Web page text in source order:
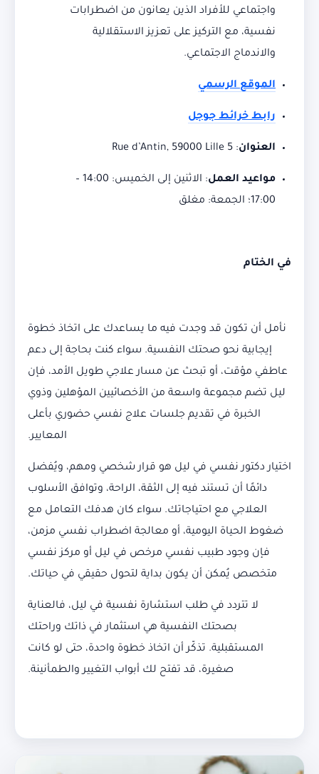
واجتماعي للأفراد الذين يعانون من اضطرابات
نفسية، مع التركيز على تعزيز الاستقلالية
والاندماج الاجتماعي.
الموقع الرسمي
رابط خرائط جوجل
العنوان:
5 Rue d’Antin, 59000 Lille
مواعيد العمل:
الاثنين إلى الخميس: 14:00 –
17:00؛ الجمعة: مغلق
في الختام
نأمل أن تكون قد وجدت فيه ما يساعدك على اتخاذ خطوة
إيجابية نحو صحتك النفسية. سواء كنت بحاجة إلى دعم
عاطفي مؤقت، أو تبحث عن مسار علاجي طويل الأمد، فإن
ليل تضم مجموعة واسعة من الأخصائيين المؤهلين وذوي
الخبرة في تقديم جلسات علاج نفسي حضوري بأعلى
المعايير.
اختيار دكتور نفسي في ليل هو قرار شخصي ومهم، ويُفضل
دائمًا أن تستند فيه إلى الثقة، الراحة، وتوافق الأسلوب
العلاجي مع احتياجاتك. سواء كان هدفك التعامل مع
ضغوط الحياة اليومية، أو معالجة اضطراب نفسي مزمن،
فإن وجود طبيب نفسي مرخص في ليل أو مركز نفسي
متخصص يُمكن أن يكون بداية لتحول حقيقي في حياتك.
لا تتردد في طلب استشارة نفسية في ليل، فالعناية
بصحتك النفسية هي استثمار في ذاتك وراحتك
المستقبلية. تذكّر أن اتخاذ خطوة واحدة، حتى لو كانت
صغيرة، قد تفتح لك أبواب التغيير والطمأنينة.